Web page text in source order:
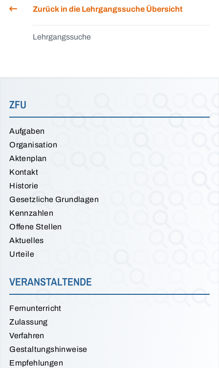
Zurück in die Lehrgangssuche Übersicht
Lehrgangssuche
ZFU
Aufgaben
Organisation
Aktenplan
Kontakt
Historie
Gesetzliche Grundlagen
Kennzahlen
Offene Stellen
Aktuelles
Urteile
VERANSTALTENDE
Fernunterricht
Zulassung
Verfahren
Gestaltungshinweise
Empfehlungen